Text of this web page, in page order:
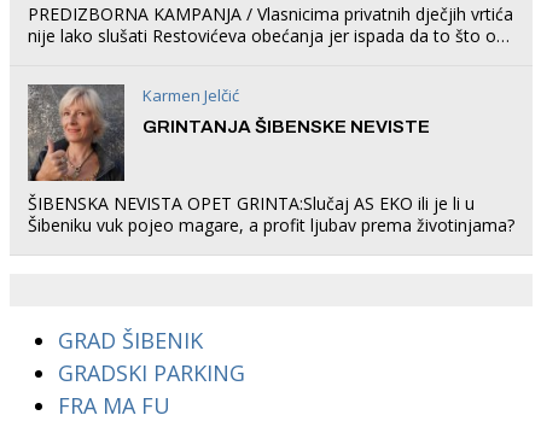
PREDIZBORNA KAMPANJA / Vlasnicima privatnih dječjih vrtića
nije lako slušati Restovićeva obećanja jer ispada da to što oni
Karmen Jelčić
GRINTANJA ŠIBENSKE NEVISTE
ŠIBENSKA NEVISTA OPET GRINTA:Slučaj AS EKO ili je li u
Šibeniku vuk pojeo magare, a profit ljubav prema životinjama?
GRAD ŠIBENIK
GRADSKI PARKING
FRA MA FU